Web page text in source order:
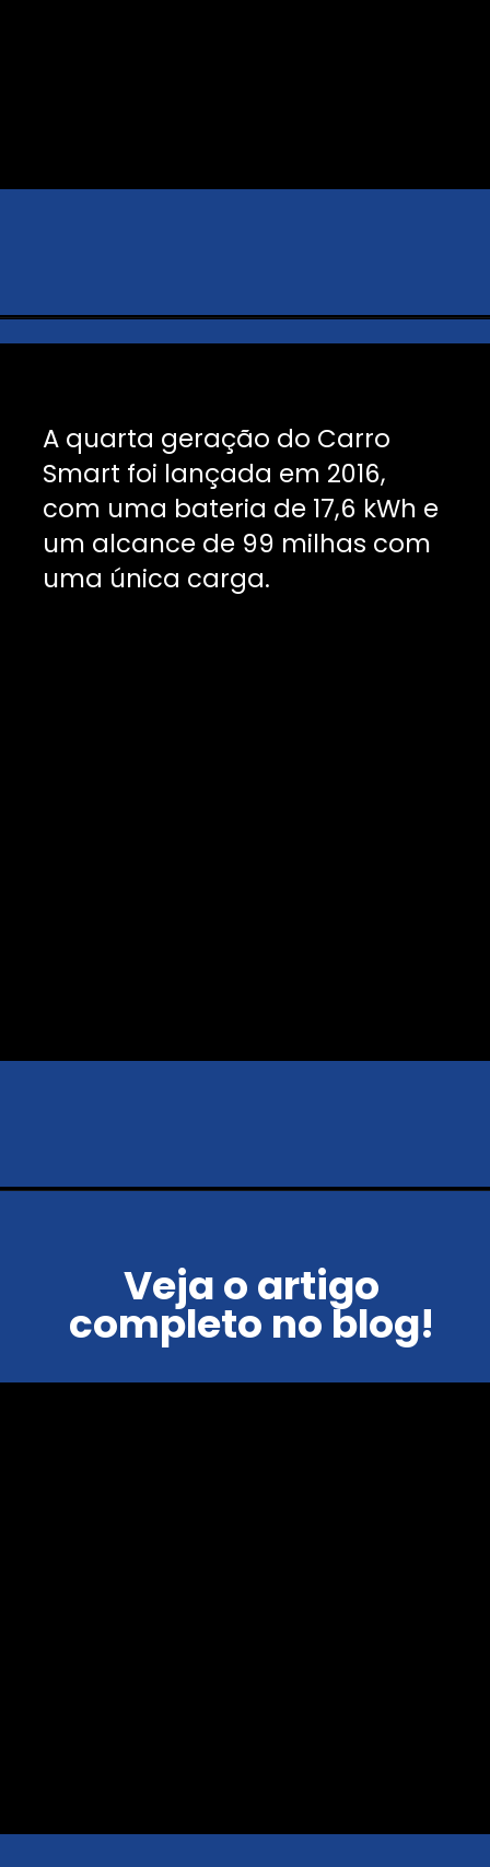
A quarta geração do Carro
Smart foi lançada em 2016,
com uma bateria de 17,6 kWh e
um alcance de 99 milhas com
uma única carga.
Veja o artigo
completo no blog!